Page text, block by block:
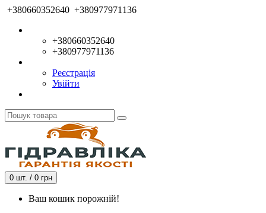
+380660352640 +380977971136
+380660352640
+380977971136
Реєстрація
Увійти
0 шт. / 0 грн
Ваш кошик порожній!